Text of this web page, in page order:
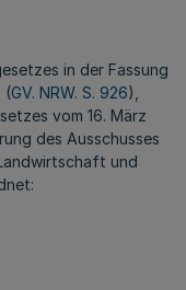
in der Fassung
(GV. NRW. S. 926),
vom 16. März
des Ausschusses
und